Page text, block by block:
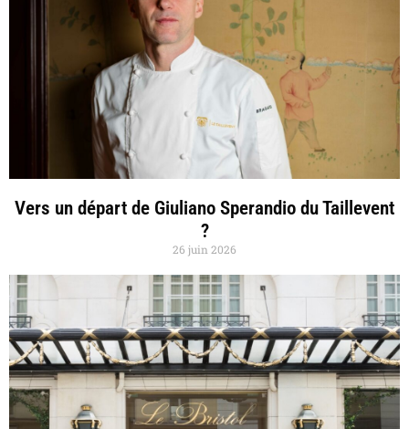
Vers un départ de Giuliano Sperandio du Taillevent
?
26 juin 2026